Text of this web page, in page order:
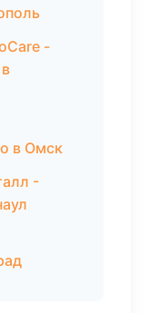
-
в Омск
-